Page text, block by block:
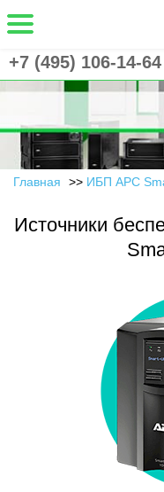
+7 (495) 106-14-64
Главная ИБП APC
Источники